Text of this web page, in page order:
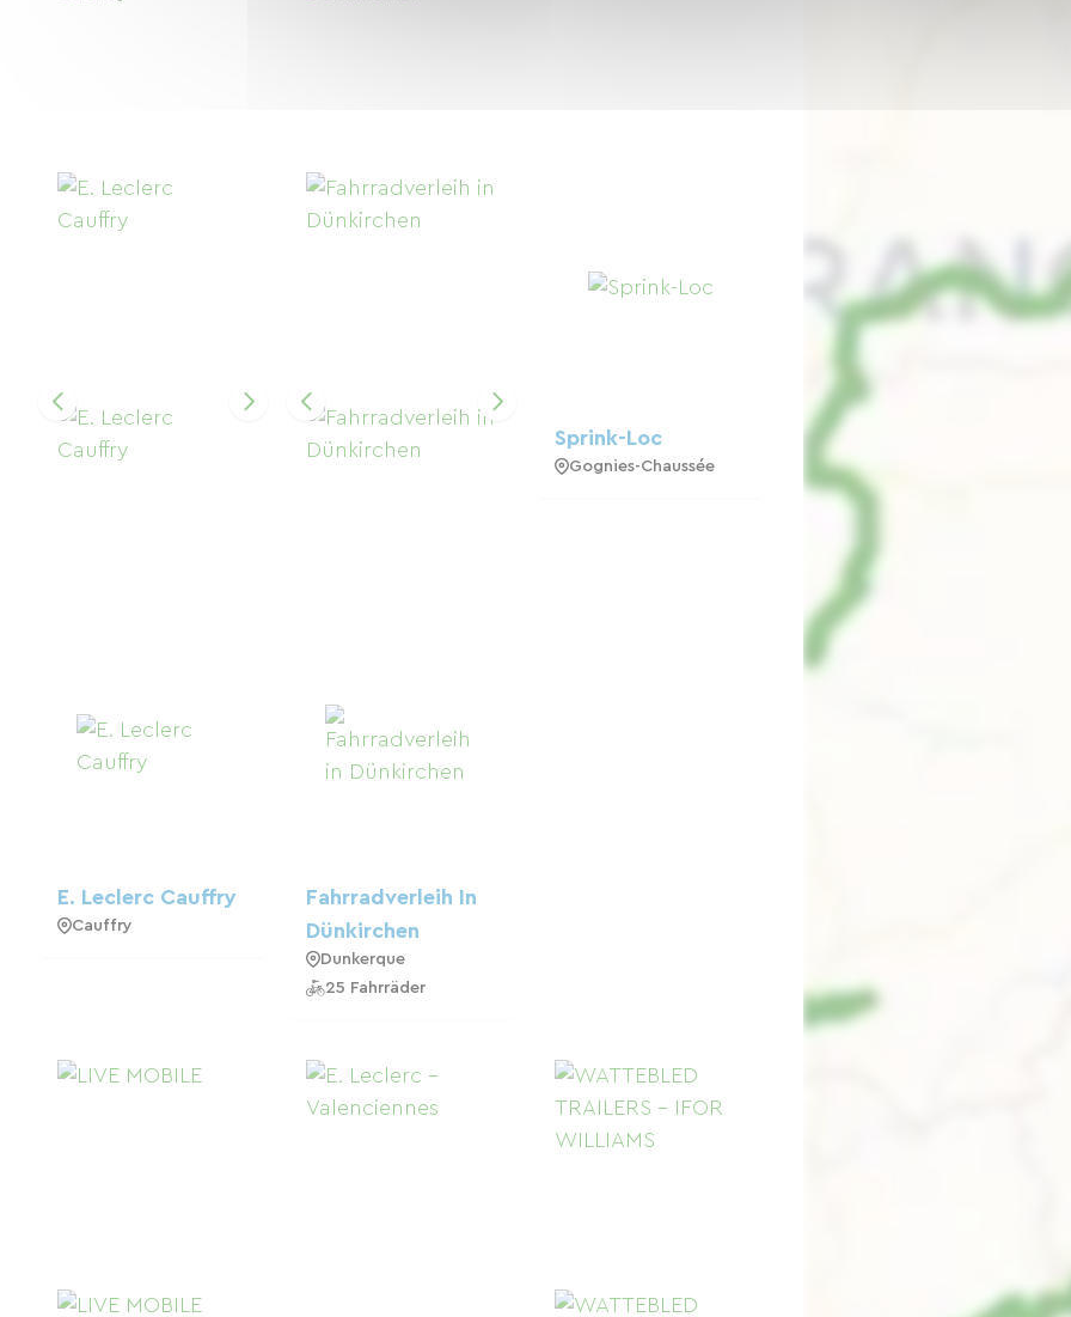
E. Leclerc Cauffry
Cauffry
Fahrradverleih In
Dünkirchen
Dunkerque
25 Fahrräder
Sprink-Loc
Gognies-Chaussée